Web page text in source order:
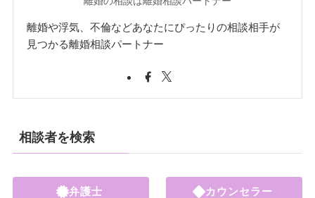
離婚や浮気、不倫などあなたにぴったりの相談相手が
見つかる離婚相談パートナー
相談者を検索
弁護士 カウンセラー